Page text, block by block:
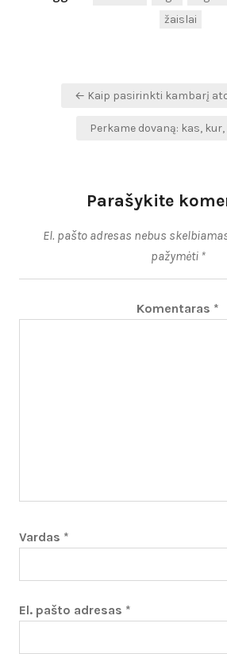
žaislai
Navigacija
← Kaip pasirinkti kambarį
Perkame dovaną: kas,
Parašykite
El. pašto adresas nebus
pažymėti *
Komentaras *
Vardas *
El. pašto adresas *